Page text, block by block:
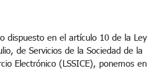
dispuesto en el artículo 10 de la Ley
de Servicios de la Sociedad de la
Electrónico (LSSICE), ponemos en